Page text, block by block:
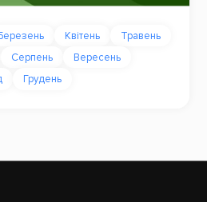
Квітень
Травень
Серпень
Вересень
Грудень